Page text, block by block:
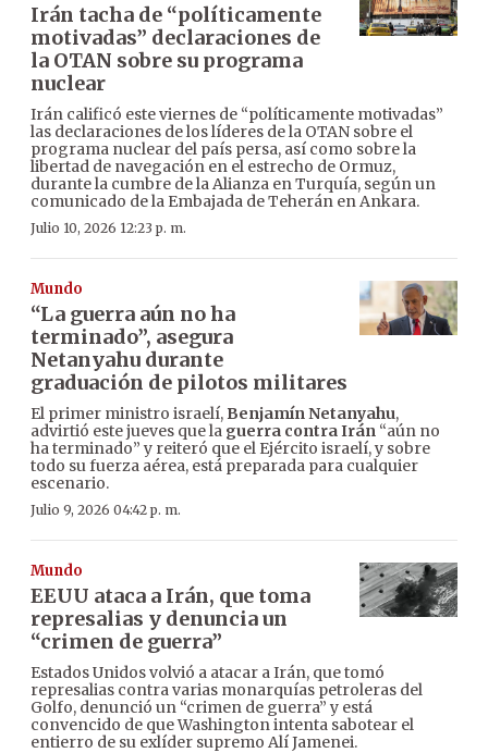
Irán tacha de “políticamente
motivadas” declaraciones de
la OTAN sobre su programa
nuclear
Irán calificó este viernes de “políticamente motivadas”
las declaraciones de los líderes de la OTAN sobre el
programa nuclear del país persa, así como sobre la
libertad de navegación en el estrecho de Ormuz,
durante la cumbre de la Alianza en Turquía, según un
comunicado de la Embajada de Teherán en Ankara.
Julio 10, 2026 12:23 p. m.
Mundo
“La guerra aún no ha
terminado”, asegura
Netanyahu durante
graduación de pilotos militares
El primer ministro israelí, Benjamín Netanyahu,
advirtió este jueves que la guerra contra Irán “aún no
ha terminado” y reiteró que el Ejército israelí, y sobre
todo su fuerza aérea, está preparada para cualquier
escenario.
Julio 9, 2026 04:42 p. m.
Mundo
EEUU ataca a Irán, que toma
represalias y denuncia un
“crimen de guerra”
Estados Unidos volvió a atacar a Irán, que tomó
represalias contra varias monarquías petroleras del
Golfo, denunció un “crimen de guerra” y está
convencido de que Washington intenta sabotear el
entierro de su exlíder supremo Alí Jamenei.